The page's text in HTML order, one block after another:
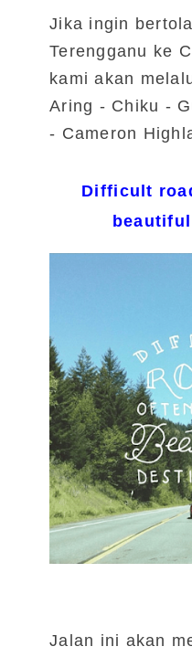
Jika ingin
Terengganu ke
kami akan
Aring - Chiku -
- Cameron
Difficult
Jalan ini akan